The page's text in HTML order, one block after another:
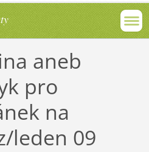
aneb
pro
na
leden 09